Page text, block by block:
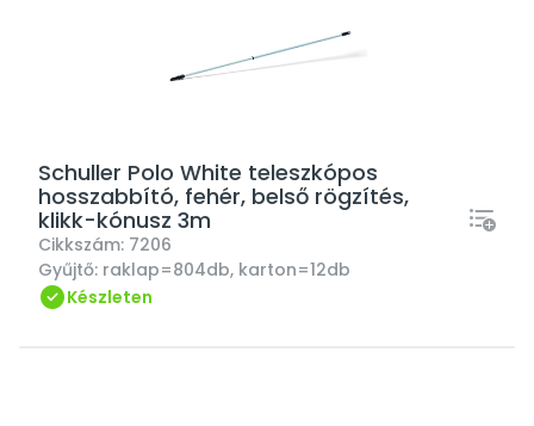
Schuller Polo White teleszkópos
hosszabbító, fehér, belső rögzítés,
klikk-kónusz 3m
Cikkszám: 7206
Gyűjtő: raklap=804db, karton=12db
Készleten